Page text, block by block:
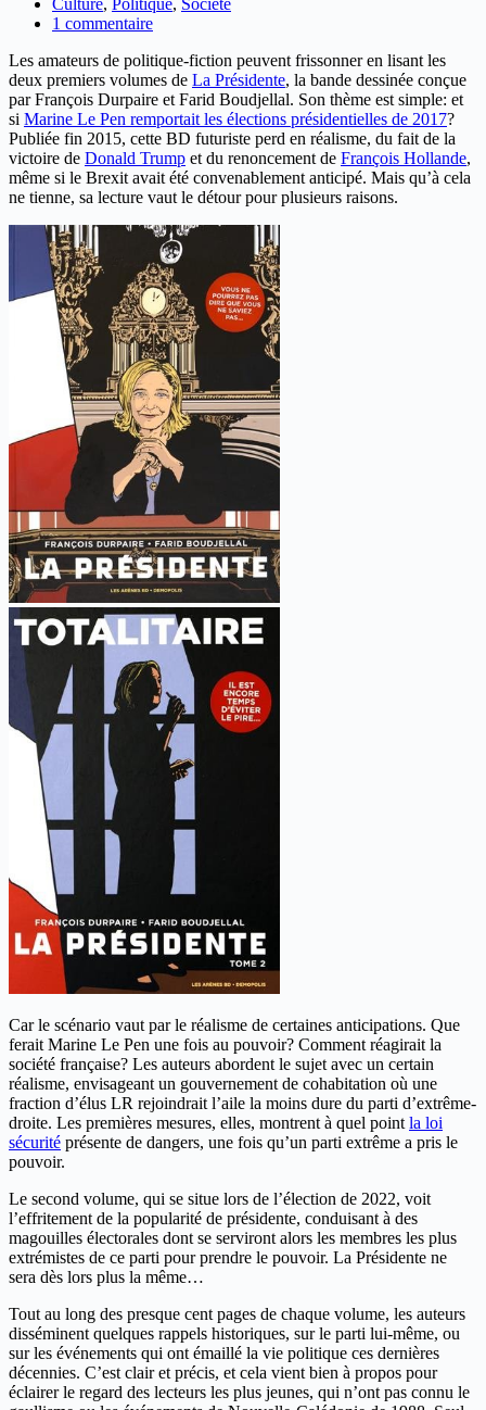
1 commentaire
Les amateurs de politique-fiction peuvent frissonner en lisant les
deux premiers volumes de La Présidente, la bande dessinée conçue
par François Durpaire et Farid Boudjellal. Son thème est simple: et
si Marine Le Pen remportait les élections présidentielles de 2017?
Publiée fin 2015, cette BD futuriste perd en réalisme, du fait de la
victoire de Donald Trump et du renoncement de François Hollande,
même si le Brexit avait été convenablement anticipé. Mais qu’à cela
ne tienne, sa lecture vaut le détour pour plusieurs raisons.
Car le scénario vaut par le réalisme de certaines anticipations. Que
ferait Marine Le Pen une fois au pouvoir? Comment réagirait la
société française? Les auteurs abordent le sujet avec un certain
réalisme, envisageant un gouvernement de cohabitation où une
fraction d’élus LR rejoindrait l’aile la moins dure du parti d’extrême-
droite. Les premières mesures, elles, montrent à quel point la loi
sécurité présente de dangers, une fois qu’un parti extrême a pris le
pouvoir.
Le second volume, qui se situe lors de l’élection de 2022, voit
l’effritement de la popularité de présidente, conduisant à des
magouilles électorales dont se serviront alors les membres les plus
extrémistes de ce parti pour prendre le pouvoir. La Présidente ne
sera dès lors plus la même…
Tout au long des presque cent pages de chaque volume, les auteurs
disséminent quelques rappels historiques, sur le parti lui-même, ou
sur les événements qui ont émaillé la vie politique ces dernières
décennies. C’est clair et précis, et cela vient bien à propos pour
éclairer le regard des lecteurs les plus jeunes, qui n’ont pas connu le